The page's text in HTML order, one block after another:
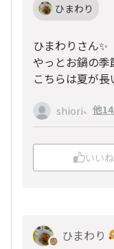
ひまわり
ひまわりさん✨️
やっとお鍋の
こちらは夏が
shiori、 他
いいね
ひまわり